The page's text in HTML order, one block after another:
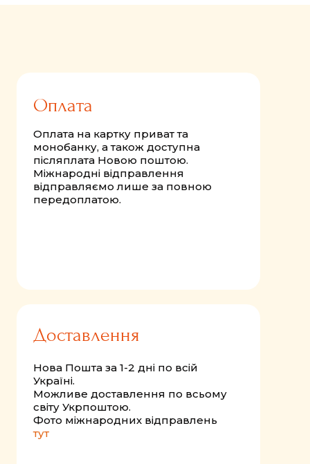
Оплата
Оплата на картку приват та
монобанку, а також доступна
післяплата Новою поштою.
Міжнародні відправлення
відправляємо лише за повною
передоплатою.
Нова Пошта за 1-2 дні по всій
Україні.
Можливе доставлення по всьому
світу Укрпоштою.
Фото міжнародних відправлень
тут
Доставлення